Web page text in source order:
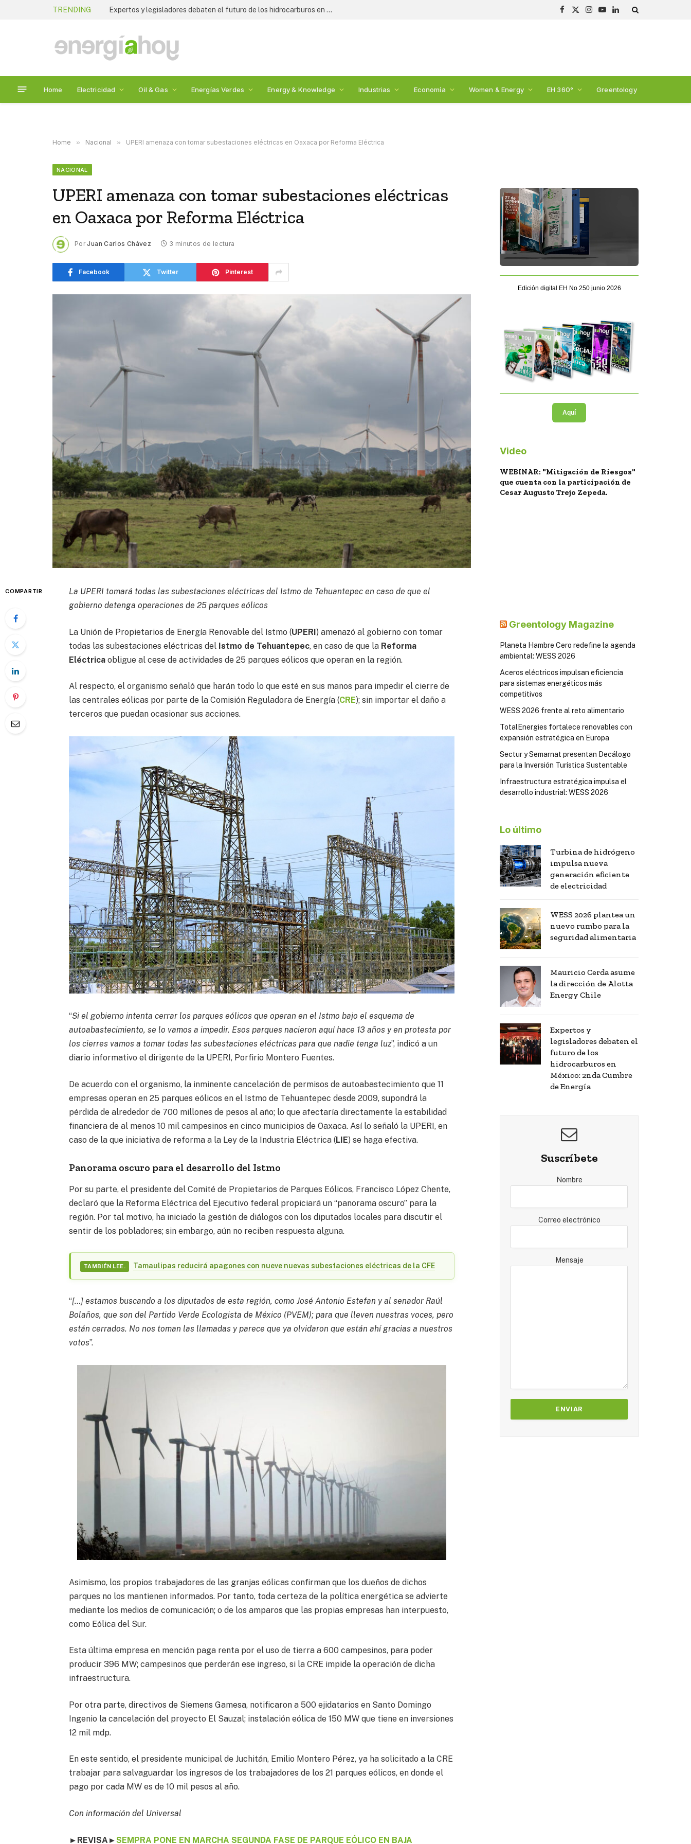
TRENDING Expertos y legisladores debaten el futuro de los hidrocarburos en México: 2nda Cumbre de Energía
Facebook
X
Instagram
YouTubeLinkedIn
Home Electricidad Oil & Gas Energías Verdes Energy & Knowledge Industrias Economía Women & Energy EH 360° Greentology
Home » Nacional » UPERI amenaza con tomar subestaciones eléctricas en Oaxaca por Reforma Eléctrica
NACIONAL
UPERI amenaza con tomar subestaciones eléctricas
en Oaxaca por Reforma Eléctrica
Por Juan Carlos Chávez 3 minutos de lectura
Facebook Twitter Pinterest
COMPARTIR
La UPERI tomará todas las subestaciones eléctricas del Istmo de Tehuantepec en caso de que el
gobierno detenga operaciones de 25 parques eólicos
La Unión de Propietarios de Energía Renovable del Istmo (UPERI) amenazó al gobierno con tomar
todas las subestaciones eléctricas del Istmo de Tehuantepec, en caso de que la Reforma
Eléctrica obligue al cese de actividades de 25 parques eólicos que operan en la región.
Al respecto, el organismo señaló que harán todo lo que esté en sus manos para impedir el cierre de
las centrales eólicas por parte de la Comisión Reguladora de Energía (CRE); sin importar el daño a
terceros que puedan ocasionar sus acciones.
“Si el gobierno intenta cerrar los parques eólicos que operan en el Istmo bajo el esquema de
autoabastecimiento, se lo vamos a impedir. Esos parques nacieron aquí hace 13 años y en protesta por
los cierres vamos a tomar todas las subestaciones eléctricas para que nadie tenga luz”, indicó a un
diario informativo el dirigente de la UPERI, Porfirio Montero Fuentes.
De acuerdo con el organismo, la inminente cancelación de permisos de autoabastecimiento que 11
empresas operan en 25 parques eólicos en el Istmo de Tehuantepec desde 2009, supondrá la
pérdida de alrededor de 700 millones de pesos al año; lo que afectaría directamente la estabilidad
financiera de al menos 10 mil campesinos en cinco municipios de Oaxaca. Así lo señaló la UPERI, en
caso de la que iniciativa de reforma a la Ley de la Industria Eléctrica (LIE) se haga efectiva.
Panorama oscuro para el desarrollo del Istmo
Por su parte, el presidente del Comité de Propietarios de Parques Eólicos, Francisco López Chente,
declaró que la Reforma Eléctrica del Ejecutivo federal propiciará un “panorama oscuro” para la
región. Por tal motivo, ha iniciado la gestión de diálogos con los diputados locales para discutir el
sentir de los pobladores; sin embargo, aún no reciben respuesta alguna.
TAMBIÉN LEE. Tamaulipas reducirá apagones con nueve nuevas subestaciones eléctricas de la CFE
“[…] estamos buscando a los diputados de esta región, como José Antonio Estefan y al senador Raúl
Bolaños, que son del Partido Verde Ecologista de México (PVEM); para que lleven nuestras voces, pero
están cerrados. No nos toman las llamadas y parece que ya olvidaron que están ahí gracias a nuestros
votos”.
Asimismo, los propios trabajadores de las granjas eólicas confirman que los dueños de dichos
parques no los mantienen informados. Por tanto, toda certeza de la política energética se advierte
mediante los medios de comunicación; o de los amparos que las propias empresas han interpuesto,
como Eólica del Sur.
Esta última empresa en mención paga renta por el uso de tierra a 600 campesinos, para poder
producir 396 MW; campesinos que perderán ese ingreso, si la CRE impide la operación de dicha
infraestructura.
Por otra parte, directivos de Siemens Gamesa, notificaron a 500 ejidatarios en Santo Domingo
Ingenio la cancelación del proyecto El Sauzal; instalación eólica de 150 MW que tiene en inversiones
12 mil mdp.
En este sentido, el presidente municipal de Juchitán, Emilio Montero Pérez, ya ha solicitado a la CRE
trabajar para salvaguardar los ingresos de los trabajadores de los 21 parques eólicos, en donde el
pago por cada MW es de 10 mil pesos al año.
Con información del Universal
►REVISA ►SEMPRA PONE EN MARCHA SEGUNDA FASE DE PARQUE EÓLICO EN BAJA
Edición digital EH No 250 junio 2026
Aquí
Video
WEBINAR: "Mitigación de Riesgos"
que cuenta con la participación de
Cesar Augusto Trejo Zepeda.
Greentology Magazine
Planeta Hambre Cero redefine la agenda
ambiental: WESS 2026
Aceros eléctricos impulsan eficiencia
para sistemas energéticos más
competitivos
WESS 2026 frente al reto alimentario
TotalEnergies fortalece renovables con
expansión estratégica en Europa
Sectur y Semarnat presentan Decálogo
para la Inversión Turística Sustentable
Infraestructura estratégica impulsa el
desarrollo industrial: WESS 2026
Lo último
Turbina de hidrógeno
impulsa nueva
generación eficiente
de electricidad
WESS 2026 plantea un
nuevo rumbo para la
seguridad alimentaria
Mauricio Cerda asume
la dirección de Alotta
Energy Chile
Expertos y
legisladores debaten el
futuro de los
hidrocarburos en
México: 2nda Cumbre
de Energía
Suscríbete
Nombre
Correo electrónico
Mensaje